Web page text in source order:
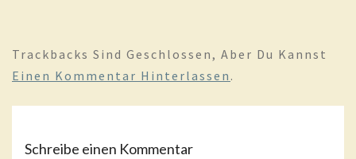
Trackbacks Sind Geschlossen, Aber Du Kannst
Einen Kommentar Hinterlassen .
Schreibe einen Kommentar